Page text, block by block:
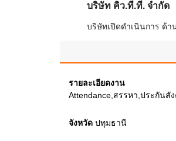
บริษัท คิว.ที.ที. จำกัด
บริษัทเปิดดำเนินการ ด้า
รายละเอียดงาน
Attendance,สรรหา,ประกันสั
จังหวัด ปทุมธานี